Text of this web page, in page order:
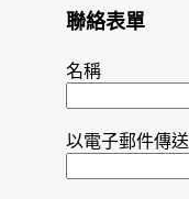
聯絡表單
名稱
以電子郵件傳送